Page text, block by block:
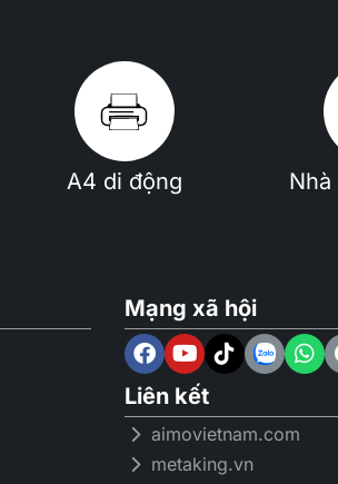
A4 di động
Mạng xã hội
Liên kết
aimovietnam.com
metaking.vn